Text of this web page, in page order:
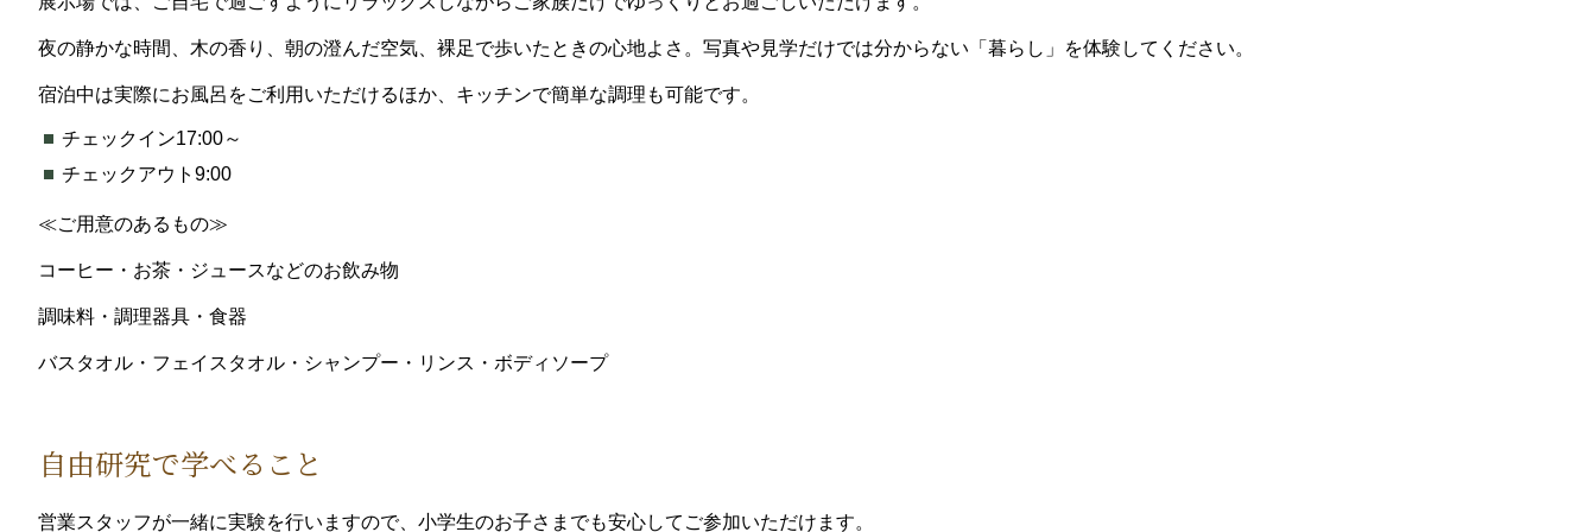
夜の静かな時間、木の香り、朝の澄んだ空気、裸足で歩いたときの心地よさ。写真や見学だけでは分からない「暮らし」を体験してください。
宿泊中は実際にお風呂をご利用いただけるほか、キッチンで簡単な調理も可能です。
チェックイン17:00～
チェックアウト9:00
≪ご用意のあるもの≫
コーヒー・お茶・ジュースなどのお飲み物
調味料・調理器具・食器
バスタオル・フェイスタオル・シャンプー・リンス・ボディソープ
自由研究で学べること
営業スタッフが一緒に実験を行いますので、小学生のお子さまでも安心してご参加いただけます。